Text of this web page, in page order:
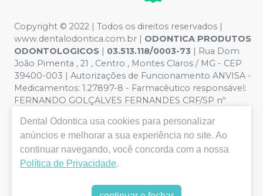
Copyright © 2022 | Todos os direitos reservados |
www.dentalodontica.com.br | ODONTICA PRODUTOS
ODONTOLOGICOS
03.513.118/0003-73 | Rua Dom
João Pimenta , 21 , Centro , Montes Claros / MG - CEP
39400-003 | Autorizações de Funcionamento ANVISA -
Medicamentos: 1.27897-8 - Farmacêutico responsável:
FERNANDO GOLÇALVES FERNANDES CRF/SP nº
meramente ilustrativas - Os preços e condições da loja
virtual estão sujeitos a alterações. Em caso de
divergência de preços no site, o valor válido é o do
Carrinho de Compra. Não vendemos por atacado, por
de grandes volumes pelo site.
Dental Odontica usa cookies para personalizar
anúncios e melhorar a sua experiência no site. Ao
continuar navegando, você concorda com a nossa
Política de Privacidade.